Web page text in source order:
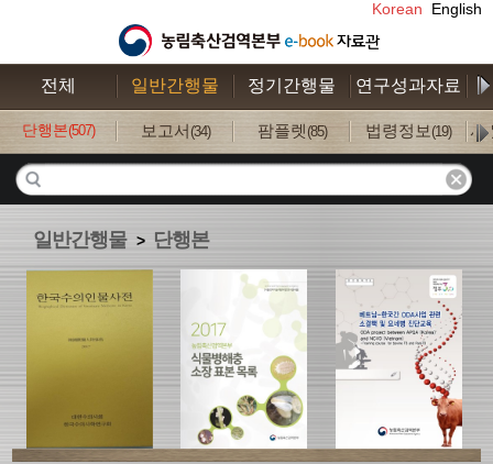
Korean English
전체 일반간행물 정기간행물 연구성과자료
단행본(507) 보고서 (34) 팜플렛 (85) 법령정보(19) 사
일반간행물 > 단행본